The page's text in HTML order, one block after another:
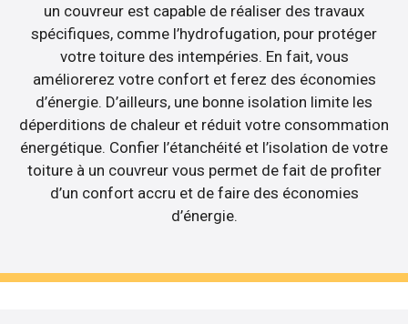
un couvreur est capable de réaliser des travaux
spécifiques, comme l’hydrofugation, pour protéger
votre toiture des intempéries. En fait, vous
améliorerez votre confort et ferez des économies
d’énergie. D’ailleurs, une bonne isolation limite les
déperditions de chaleur et réduit votre consommation
énergétique. Confier l’étanchéité et l’isolation de votre
toiture à un couvreur vous permet de fait de profiter
d’un confort accru et de faire des économies
d’énergie.